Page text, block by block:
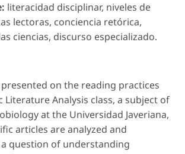
literacidad disciplinar, niveles de
lectoras, conciencia retórica,
ciencias, discurso especializado.
presented on the reading practices
Literature Analysis class, a subject of
at the Universidad Javeriana,
articles are analyzed and
question of understanding